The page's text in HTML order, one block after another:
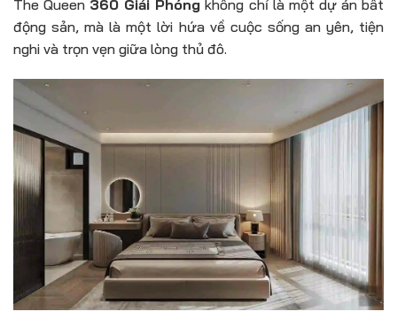
The Queen 360 Giải Phóng không chỉ là một dự án bất
động sản, mà là một lời hứa về cuộc sống an yên, tiện
nghi và trọn vẹn giữa lòng thủ đô.